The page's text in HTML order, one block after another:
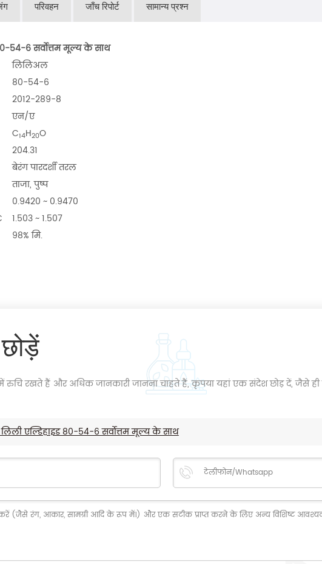
परिवहन जाँच रिपोर्ट सामान्य प्रश्न
54-6 सर्वोत्तम मूल्य के साथ
लिलिअल
80-54-6
2012-289-8
एन/ए
C14H20O
204.31
बेरंग पारदर्शी तरल
ताजा, पुष्प
0.9420 ~ 0.9470
1.503 ~ 1.507
98% मि.
में रुचि रखते हैं और अधिक जानकारी जानना चाहते हैं, कृपया यहां एक संदेश छोड़ दें,
एल्डिहाइड 80-54-6 सर्वोत्तम मूल्य के साथ